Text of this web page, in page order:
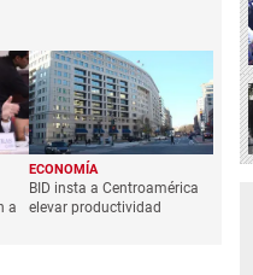
a
ECONOMÍA
BID insta a Centroamérica
elevar productividad